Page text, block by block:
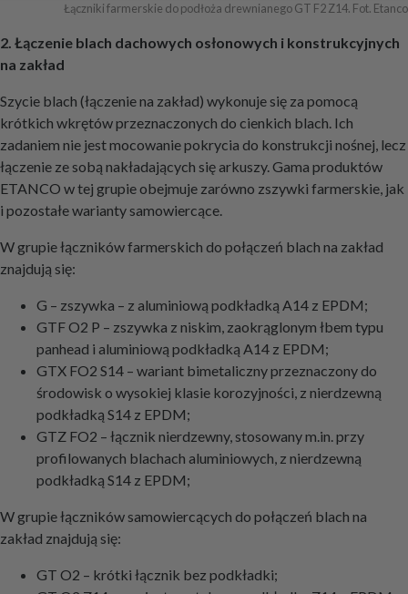
Łączniki farmerskie do podłoża drewnianego GT F2 Z14. Fot. Etanco
2. Łączenie blach dachowych osłonowych i konstrukcyjnych
na zakład
Szycie blach (łączenie na zakład) wykonuje się za pomocą
krótkich wkrętów przeznaczonych do cienkich blach. Ich
zadaniem nie jest mocowanie pokrycia do konstrukcji nośnej, lecz
łączenie ze sobą nakładających się arkuszy. Gama produktów
ETANCO w tej grupie obejmuje zarówno zszywki farmerskie, jak
i pozostałe warianty samowiercące.
W grupie łączników farmerskich do połączeń blach na zakład
znajdują się:
G – zszywka – z aluminiową podkładką A14 z EPDM;
GTF O2 P – zszywka z niskim, zaokrąglonym łbem typu
panhead i aluminiową podkładką A14 z EPDM;
GTX FO2 S14 – wariant bimetaliczny przeznaczony do
środowisk o wysokiej klasie korozyjności, z nierdzewną
podkładką S14 z EPDM;
GTZ FO2 – łącznik nierdzewny, stosowany m.in. przy
profilowanych blachach aluminiowych, z nierdzewną
podkładką S14 z EPDM;
W grupie łączników samowiercących do połączeń blach na
zakład znajdują się:
GT O2 – krótki łącznik bez podkładki;